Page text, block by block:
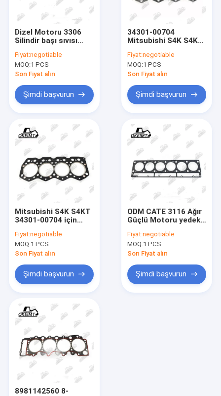
Ürün:% s
Hakkımızda
Fabrika turu
Haberler
Vakalar
Yağ Soğutucu Kapağı
Motor Yağı Soğutucusu
Yağ Soğutucu Çekirdeği
Zamanlama Dişli Kutusu
Dizel Motoru 3306
Silindir başı sıvısı
3306
Fiyat:negotiable
MOQ:1 PCS
Son Fiyat alın
Şimdi başvurun
34301-00704
Mitsubishi S4K S4KT
Gasketi
Fiyat:negotiable
MOQ:1 PCS
Son Fiyat alın
Şimdi başvurun
Mitsubishi S4K S4KT
34301-00704 için
Gasketi
Fiyat:negotiable
MOQ:1 PCS
Son Fiyat alın
Şimdi başvurun
ODM CATE 3116 Ağır
Güçlü Motoru yedek
Başı Gasketi
Fiyat:negotiable
MOQ:1 PCS
Son Fiyat alın
Şimdi başvurun
8981142560 8-